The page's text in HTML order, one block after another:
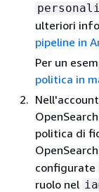
ulteriori
pipeline in
Per un
politica in
politica di
configurate
ruolo nel